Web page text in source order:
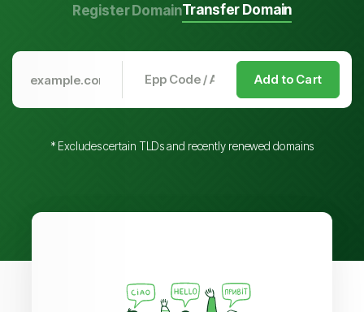
Register DomainTransfer Domain
Add to Cart
* Excludes certain TLDs and recently renewed domains